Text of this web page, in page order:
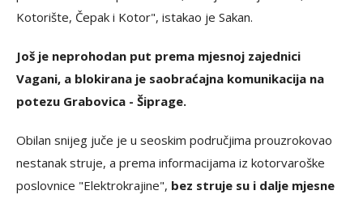
Kotorište, Čepak i Kotor", istakao je Sakan.
Još je neprohodan put prema mjesnoj zajednici
Vagani, a blokirana je saobraćajna komunikacija na
potezu Grabovica - Šiprage.
Obilan snijeg juče je u seoskim područjima prouzrokovao
nestanak struje, a prema informacijama iz kotorvaroške
poslovnice "Elektrokrajine", bez struje su i dalje mjesne